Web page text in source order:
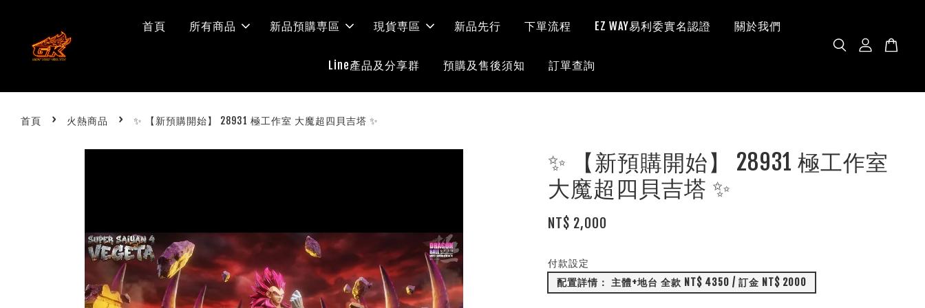
首頁 所有商品 新品預購専區 現貨専區 新品先行 下單流程 EZ WAY易利委實名認證 關於我們
Line產品及分享群 預購及售後須知 訂單查詢
首頁 › 火熱商品 › ✨ 【新預購開始】 28931 極工作室 大魔超四貝吉塔 ✨
✨ 【新預購開始】 28931 極工作室
大魔超四貝吉塔 ✨
NT$ 2,000
付款設定
配置詳情： 主體+地台 全款 NT$ 4350 / 訂金 NT$ 2000